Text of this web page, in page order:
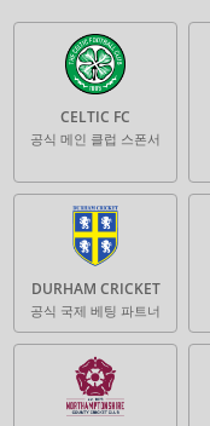
CELTIC FC
공식 메인 클럽 스폰서
DURHAM CRICKET
공식 국제 베팅 파트너